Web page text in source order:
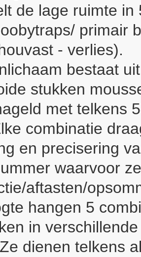
de lage ruimte in
primair
- verlies).
bestaat
stukken
met telkens
combinatie
en precisering
waarvoor
aftasten/
hangen 5
in
dienen telkens